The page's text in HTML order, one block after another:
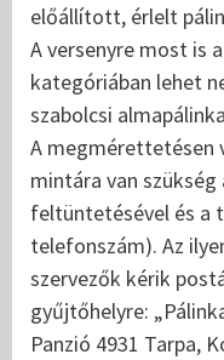
előállított, érlelt
A versenyre most is
kategóriában lehet
szabolcsi
A megmérettetésen
mintára van
feltüntetésével és a
telefonszám). Az
szervezők kérik
gyűjtőhelyre:
Panzió 4931 Tarpa,